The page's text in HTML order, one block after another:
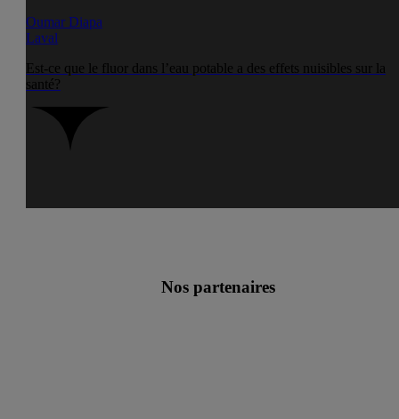
Oumar Diapa
Laval
Est-ce que le fluor dans l’eau potable a des effets nuisibles sur la
santé?
Nos partenaires